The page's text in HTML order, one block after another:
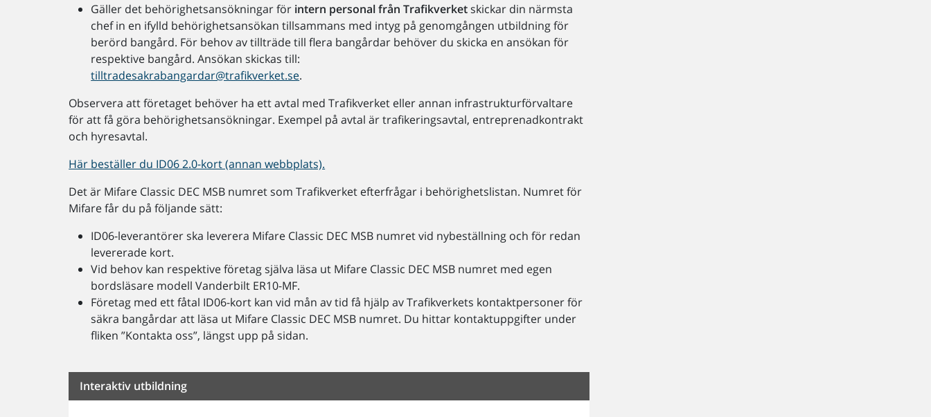
Gäller det behörighetsansökningar för intern personal från Trafikverketskickar din närmsta
chef in en ifylld behörighetsansökan tillsammans med intyg på genomgången utbildning för
berörd bangård. För behov av tillträde till flera bangårdar behöver du skicka en ansökan för
respektive bangård. Ansökan skickas till:
tilltradesakrabangardar@trafikverket.se.
Observera att företaget behöver ha ett avtal med Trafikverket eller annan infrastrukturförvaltare
för att få göra behörighetsansökningar. Exempel på avtal är trafikeringsavtal, entreprenadkontrakt
och hyresavtal.
Här beställer du ID06 2.0-kort (annan webbplats).
Det är Mifare Classic DEC MSB numret som Trafikverket efterfrågar i behörighetslistan. Numret för
Mifare får du på följande sätt:
ID06-leverantörer ska leverera Mifare Classic DEC MSB numret vid nybeställning och för redan
levererade kort.
Vid behov kan respektive företag själva läsa ut Mifare Classic DEC MSB numret med egen
bordsläsare modell Vanderbilt ER10-MF.
Företag med ett fåtal ID06-kort kan vid mån av tid få hjälp av Trafikverkets kontaktpersoner för
säkra bangårdar att läsa ut Mifare Classic DEC MSB numret. Du hittar kontaktuppgifter under
fliken ”Kontakta oss”, längst upp på sidan.
Interaktiv utbildning